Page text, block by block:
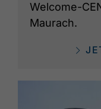
Welcome-
Maurach.